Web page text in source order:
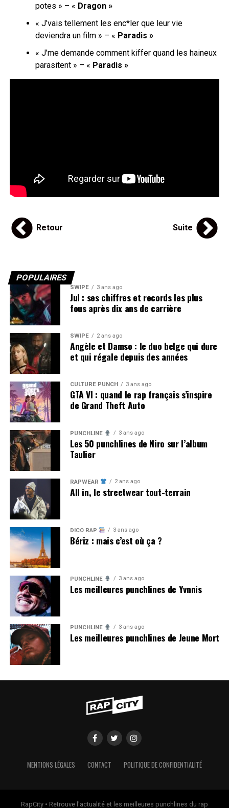
potes » – « Dragon »
« J’vais tellement les enc*ler que leur vie
deviendra un film » – « Paradis »
« J’me demande comment kiffer quand les haineux
parasitent » – « Paradis »
Retour Suite
POPULAIRES
SWIPE 3 ans ago
Jul : ses chiffres et records les plus
fous après dix ans de carrière
SWIPE 2 ans ago
Angèle et Damso : le duo belge qui dure
et qui régale depuis des années
CULTURE PUNCH 3 ans ago
GTA VI : quand le rap français s’inspire
de Grand Theft Auto
PUNCHLINE 3 ans ago
Les 50 punchlines de Niro sur l’album
Taulier
RAPWEAR 2 ans ago
All in, le streetwear tout-terrain
DICO RAP 3 ans ago
Bériz : mais c’est où ça ?
PUNCHLINE 3 ans ago
Les meilleures punchlines de Yvnnis
PUNCHLINE 3 ans ago
Les meilleures punchlines de Jeune Mort
MENTIONS LÉGALES CONTACT POLITIQUE DE CONFIDENTIALITÉ
RapCity • Retrouve l'actualité et les meilleures punchlines du rap